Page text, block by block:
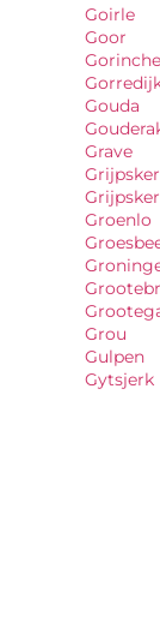
Goirle
Goor
Gouda
Grave
Groenlo
Grou
Gulpen
Gytsjerk